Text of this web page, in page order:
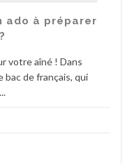
ado à préparer
votre aîné ! Dans
bac de français, qui